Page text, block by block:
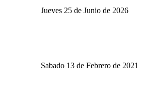
Jueves 25 de Junio de 2026
Sabado 13 de Febrero de 2021